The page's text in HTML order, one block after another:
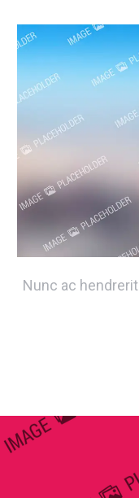
Nunc ac hendrerit